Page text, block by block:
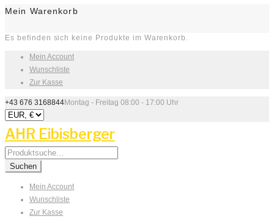
Mein Warenkorb
Es befinden sich keine Produkte im Warenkorb.
Mein Account
Wunschliste
Zur Kasse
+43 676 3168844Montag - Freitag 08:00 - 17:00 Uhr
AHR Eibisberger
Search
for:
Suchen
Mein Account
Wunschliste
Zur Kasse